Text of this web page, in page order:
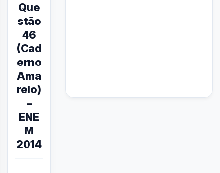
Que
stão
46
(Cad
erno
Ama
relo)
–
ENE
M
2014